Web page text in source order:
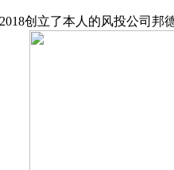
创立了本人的风投公司邦